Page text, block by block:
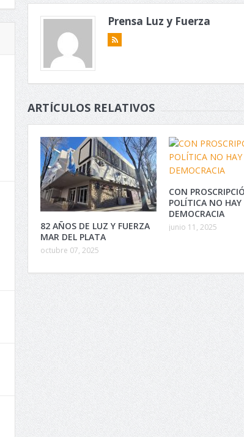
Prensa Luz y Fuerza
ARTÍCULOS RELATIVOS
82 AÑOS DE LUZ Y FUERZA
MAR DEL PLATA
octubre 07, 2025
CON
POLÍTICA NO HAY
DEMOCRACIA
junio 11, 2025